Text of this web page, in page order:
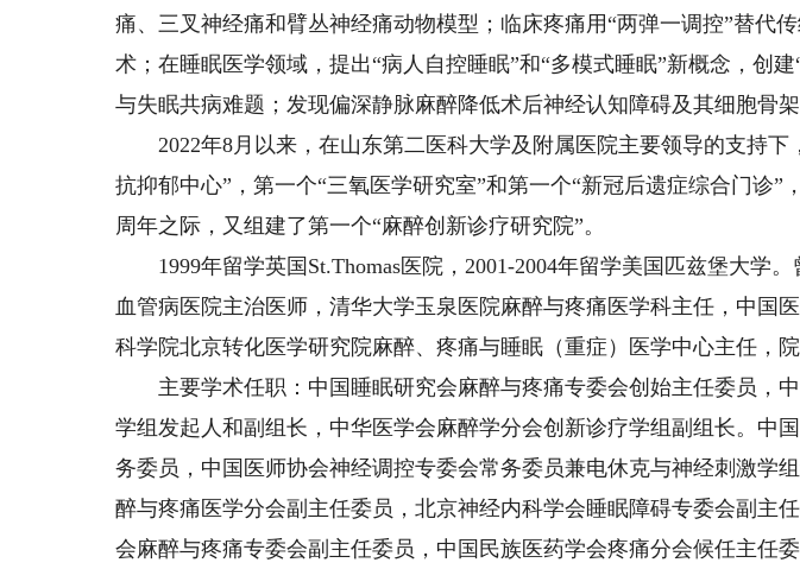
痛、三叉神经痛和臂丛神经痛动物模型；临床疼痛用“两弹一调控”替代
术；在睡眠医学领域，提出“病人自控睡眠”和“多模式睡眠”新概念，创
与失眠共病难题；发现偏深静脉麻醉降低术后神经认知障碍及其细胞骨架
2022年8月以来，在山东第二医科大学及附属医院主要领导的支持下
抗抑郁中心”，第一个“三氧医学研究室”和第一个“新冠后遗症综合门诊”
周年之际，又组建了第一个“麻醉创新诊疗研究院”。
1999年留学英国St.Thomas医院，2001-2004年留学美国匹兹堡大学
血管病医院主治医师，清华大学玉泉医院麻醉与疼痛医学科主任，中国
科学院北京转化医学研究院麻醉、疼痛与睡眠（重症）医学中心主任，院
主要学术任职：中国睡眠研究会麻醉与疼痛专委会创始主任委员，
学组发起人和副组长，中华医学会麻醉学分会创新诊疗学组副组长。中
务委员，中国医师协会神经调控专委会常务委员兼电休克与神经刺激学
醉与疼痛医学分会副主任委员，北京神经内科学会睡眠障碍专委会副主
会麻醉与疼痛专委会副主任委员，中国民族医药学会疼痛分会候任主任